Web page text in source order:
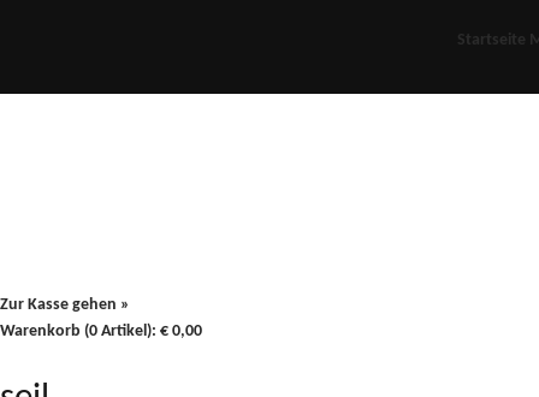
Startseite
Zur Kasse gehen »
Warenkorb (0 Artikel): € 0,00